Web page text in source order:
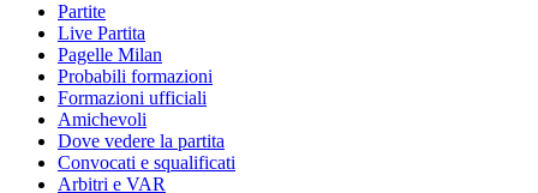
Partite
Live Partita
Pagelle Milan
Probabili formazioni
Formazioni ufficiali
Amichevoli
Dove vedere la partita
Convocati e squalificati
Arbitri e VAR